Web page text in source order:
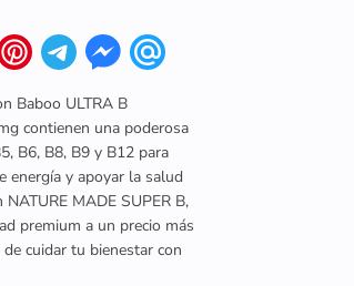
Baboo ULTRA B
contienen una poderosa
B6, B8, B9 y B12 para
energía y apoyar la salud
MADE SUPER B,
premium a un precio más
cuidar tu bienestar con